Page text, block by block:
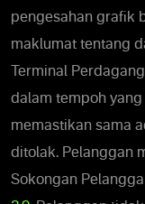
pengesahan grafik
maklumat tentang
Terminal
dalam tempoh
memastikan sama
ditolak. Pelanggan
Sokongan